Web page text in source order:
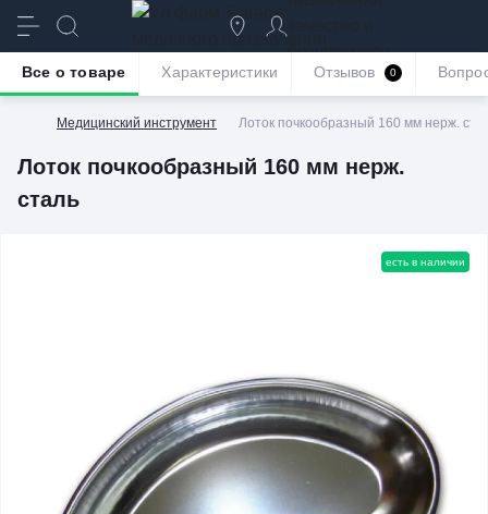
безупречное
обслуживание
Медицинский инструмент Лоток почкообразный 160 мм нерж.
Лоток почкообразный 160 мм нерж.
сталь
Все о товаре Характеристики Отзывов 0
есть в наличии